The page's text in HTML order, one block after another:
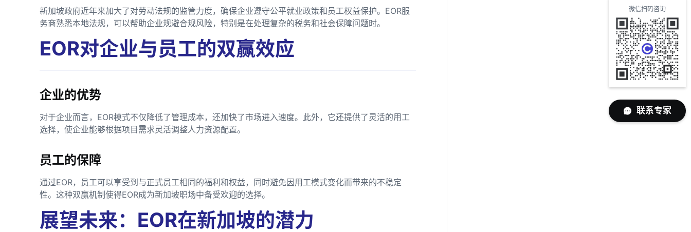
新加坡政府近年来加大了对劳动法规的监管力度，确保企业遵守公平就业政策和员工权益保护。EOR服
务商熟悉本地法规，可以帮助企业规避合规风险，特别是在处理复杂的税务和社会保障问题时。
EOR对企业与员工的双赢效应
企业的优势
对于企业而言，EOR模式不仅降低了管理成本，还加快了市场进入速度。此外，它还提供了灵活的用工
选择，使企业能够根据项目需求灵活调整人力资源配置。
员工的保障
通过EOR，员工可以享受到与正式员工相同的福利和权益，同时避免因用工模式变化而带来的不稳定
性。这种双赢机制使得EOR成为新加坡职场中备受欢迎的选择。
展望未来：EOR在新加坡的潜力
微信扫码咨询
联系专家